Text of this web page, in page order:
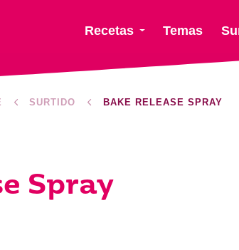
Recetas Temas
SURTIDO BAKE RELEASE SPRAY
Spray